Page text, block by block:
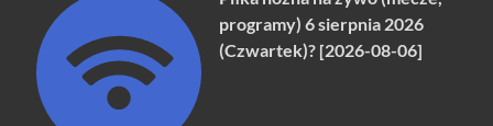
programy) 6 sierpnia 2026
(Czwartek)? [2026-08-06]